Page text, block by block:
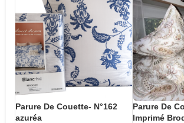
Parure De Couette- N°162
azuréa
Parure De
Imprimé